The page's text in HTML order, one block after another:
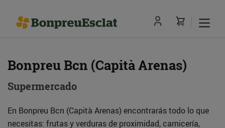
Bonpreu Bcn (Capità Arenas)
Supermercado
En Bonpreu Bcn (Capità Arenas) encontrarás todo lo que
necesitas: frutas y verduras de proximidad, carnicería,